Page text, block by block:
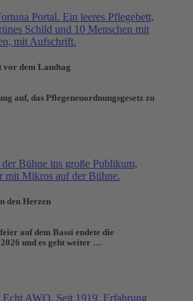
vor dem Landtag
auf, das Pflegeneuordnungsgesetz zu
den Herzen
auf dem Bassi endete die
und es geht weiter …